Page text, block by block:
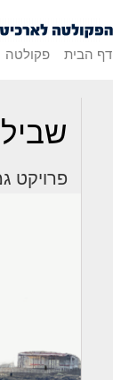
דף הבית פקולטה
שביל
פרויקט גמר